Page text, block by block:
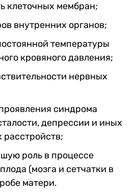
клеточных мембран;
внутренних органов;
температуры
кровяного давления;
нервных
синдрома
депрессии и иных
роль в процессе
(мозга и сетчатки в
матери.